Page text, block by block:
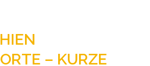
– KURZE